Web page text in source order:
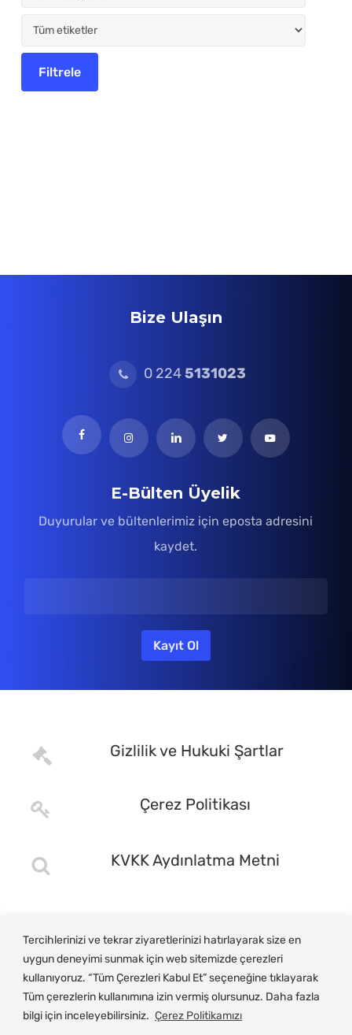
Tercihlerinizi ve tekrar ziyaretlerinizi hatırlayarak size en
uygun deneyimi sunmak için web sitemizde çerezleri
kullanıyoruz. “Tüm Çerezleri Kabul Et” seçeneğine tıklayarak
Tüm çerezlerin kullanımına izin vermiş olursunuz. Daha fazla
bilgi için inceleyebilirsiniz. Çerez Politikamızı
Bize Ulaşın
0 2245131023
E-Bülten Üyelik
Duyurular ve bültenlerimiz için eposta adresini
kaydet.
Gizlilik ve Hukuki Şartlar
Çerez Politikası
KVKK Aydınlatma Metni